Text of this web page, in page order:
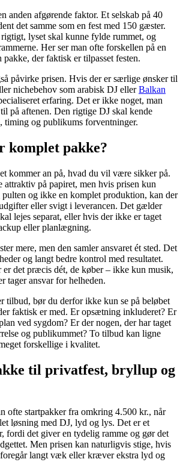
anden afgørende faktor. Et selskab på 40
det samme som en fest med 150 gæster.
lyset skal kunne fylde rummet, og
Her ser man ofte forskellen på en
pakke, der faktisk er tilpasset festen.
påvirke prisen. Hvis der er særlige ønsker til
nichebehov som arabisk DJ ellerBalkan
erfaring. Det er ikke noget, man
på aftenen. Den rigtige DJ skal kende
timing og publikums forventninger.
komplet pakke?
kommer an på, hvad du vil være sikker på.
på papiret, men hvis prisen kun
og ikke en komplet produktion, kan der
eller svigt i leverancen. Det gælder
lejes separat, eller hvis der ikke er taget
eller planlægning.
mere, men den samler ansvaret ét sted. Det
og langt bedre kontrol med resultatet.
er det præcis dét, de køber – ikke kun musik,
tager ansvar for helheden.
tilbud, bør du derfor ikke kun se på beløbet
faktisk er med. Er opsætning inkluderet? Er
ved sygdom? Er der nogen, der har taget
og publikummet? To tilbud kan ligne
forskellige i kvalitet.
til privatfest, bryllup og
ofte startpakker fra omkring 4.500 kr., når
løsning med DJ, lyd og lys. Det er et
fordi det giver en tydelig ramme og gør det
Men prisen kan naturligvis stige, hvis
langt væk eller kræver ekstra lyd og